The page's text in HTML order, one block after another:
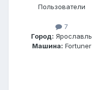
Пользователи
7
Город: Ярославль
Машина: Fortuner